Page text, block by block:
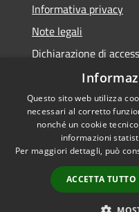
Informativa privacy
Note legali
Dichiarazione di
Accessibilità
Privacy
Mappa del sito
Questo sito web utilizza
necessari al corretto
nonché un cookie
informazioni
Per maggiori dettagli, può
ACCETTA TUTTO